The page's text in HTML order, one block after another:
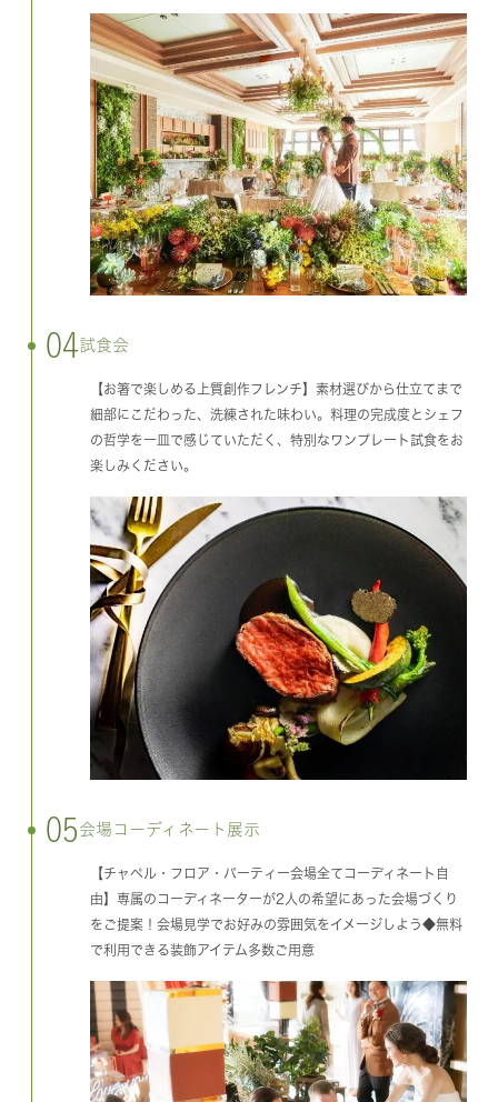
04試食会
【お箸で楽しめる上質創作フレンチ】素材選びから仕立てまで
細部にこだわった、洗練された味わい。料理の完成度とシェフ
の哲学を一皿で感じていただく、特別なワンプレート試食をお
楽しみください。
05 会場コーディネート展示
【チャペル・フロア・パーティー会場全てコーディネート自
由】専属のコーディネーターが2人の希望にあった会場づくり
をご提案！会場見学でお好みの雰囲気をイメージしよう◆無料
で利用できる装飾アイテム多数ご用意